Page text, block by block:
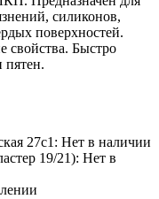
силиконов,
поверхностей.
свойства. Быстро
пятен.
27с1: Нет в наличии
19/21): Нет в